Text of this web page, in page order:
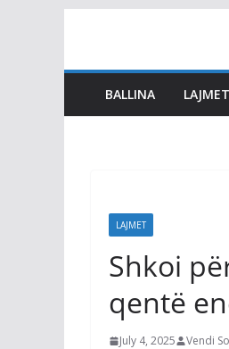
content
BALLINA LAJMET
LAJMET
Shkoi
qentë
July 4, 2025 Vendi